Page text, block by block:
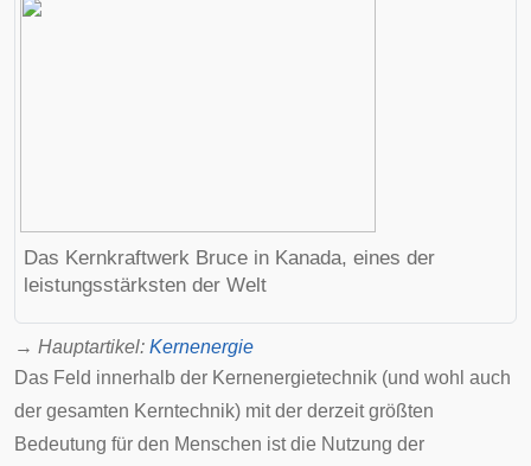
Das Kernkraftwerk Bruce in Kanada, eines der
leistungsstärksten der Welt
→ Hauptartikel: Kernenergie
Das Feld innerhalb der Kernenergietechnik (und wohl auch
der gesamten Kerntechnik) mit der derzeit größten
Bedeutung für den Menschen ist die Nutzung der